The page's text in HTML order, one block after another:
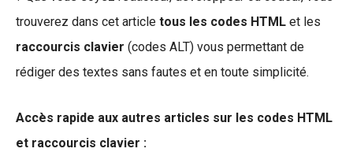
trouverez dans cet article tous les codes HTML et les
raccourcis clavier (codes ALT) vous permettant de
rédiger des textes sans fautes et en toute simplicité.
Accès rapide aux autres articles sur les codes HTML
et raccourcis clavier :